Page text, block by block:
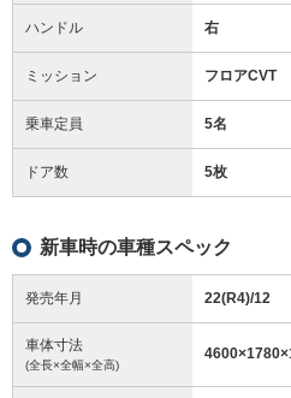
ハンドル 右
ミッション フロアCVT
乗車定員 5名
ドア数 5枚
新車時の車種スペック
発売年月 22(R4)/12
車体寸法
(全長×全幅×全高)
4600×1780×